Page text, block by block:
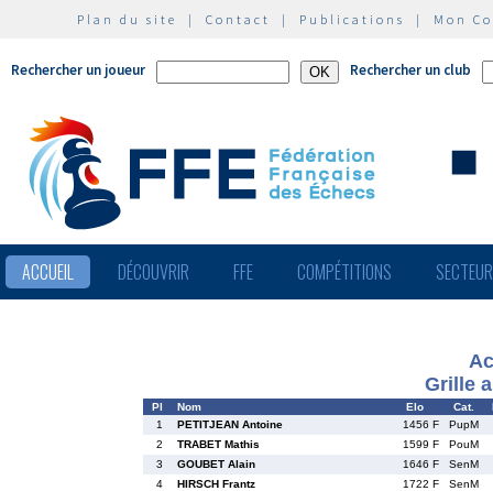
Plan du site | Contact | Publications | Mon
Rechercher un joueur Rechercher un club
ACCUEIL DÉCOUVRIR FFE COMPÉTITIONS
Grille
Pl Nom Elo Cat.
1
PETITJEAN Antoine 1456 F
PupM
2
TRABET Mathis 1599 F
PouM
3
GOUBET Alain 1646 F
SenM
4
HIRSCH Frantz 1722 F
SenM